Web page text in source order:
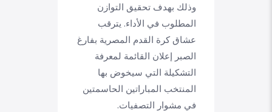
وذلك بهدف تحقيق التوازن
المطلوب في الأداء. يترقب
عشاق كرة القدم المصرية بفارغ
الصبر إعلان القائمة لمعرفة
التشكيلة التي سيخوض بها
المنتخب المباراتين الحاسمتين
في مشوار التصفيات.